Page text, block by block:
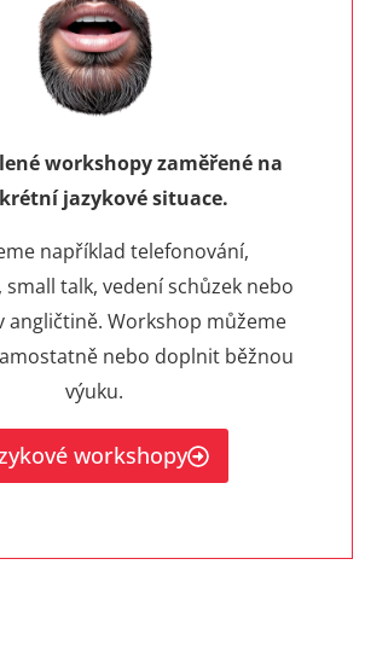
workshopy zaměřené na
jazykové situace.
například telefonování,
small talk, vedení schůzek nebo
angličtině. Workshop můžeme
nebo doplnit běžnou
výuku.
workshopy